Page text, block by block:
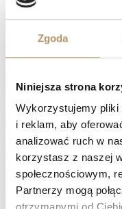
Zgoda
Niniejsza strona
Wykorzystujemy pliki
i reklam, aby
analizować ruch w
korzystasz z naszej
społecznościowym,
Partnerzy mogą
Sąd Okręgowy w
Marcin Cichosz
254/20) na rozprawie
Bank Millennium
Bank Millennium S.A.
zakresie, zasądził od
kwotę 11817 PLN.
Facebook
Twitter
LinkedIn
Prev27.04.2022 –
umowa kredytu nieważna
27.04.2022 – Wygrana
S.A. – umowy kredytu